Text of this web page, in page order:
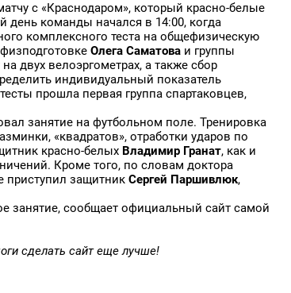
с «Краснодаром», который красно-белые
день команды начался в 14:00, когда
комплексного теста на общефизическую
Олега Саматова и группы
двух велоэргометрах, а также сбор
индивидуальный показатель
прошла первая группа спартаковцев,
занятие на футбольном поле. Тренировка
«квадратов», отработки ударов по
красно-белых Владимир Гранат, как и
Кроме того, по словам доктора
приступил защитник Сергей Паршивлюк,
занятие, сообщает официальный сайт самой
сделать сайт еще лучше!